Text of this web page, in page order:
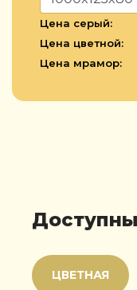
Цена серый:
Цена цветной:
Цена мрамор:
ЦВЕТНАЯ